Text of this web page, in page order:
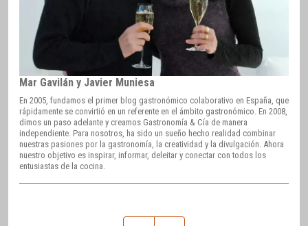
Mar Gavilán y Javier Muniesa
En 2005, fundamos el primer blog gastronómico colaborativo en España, que
rápidamente se convirtió en un referente en el ámbito gastronómico. En 2008,
dimos un paso adelante y creamos Gastronomía & Cía de manera
independiente. Para nosotros, ha sido un sueño hecho realidad combinar
nuestras pasiones por la gastronomía, la creatividad y la divulgación. Ahora
nuestro objetivo es inspirar, informar, deleitar y conectar con todos los
entusiastas de la cocina.